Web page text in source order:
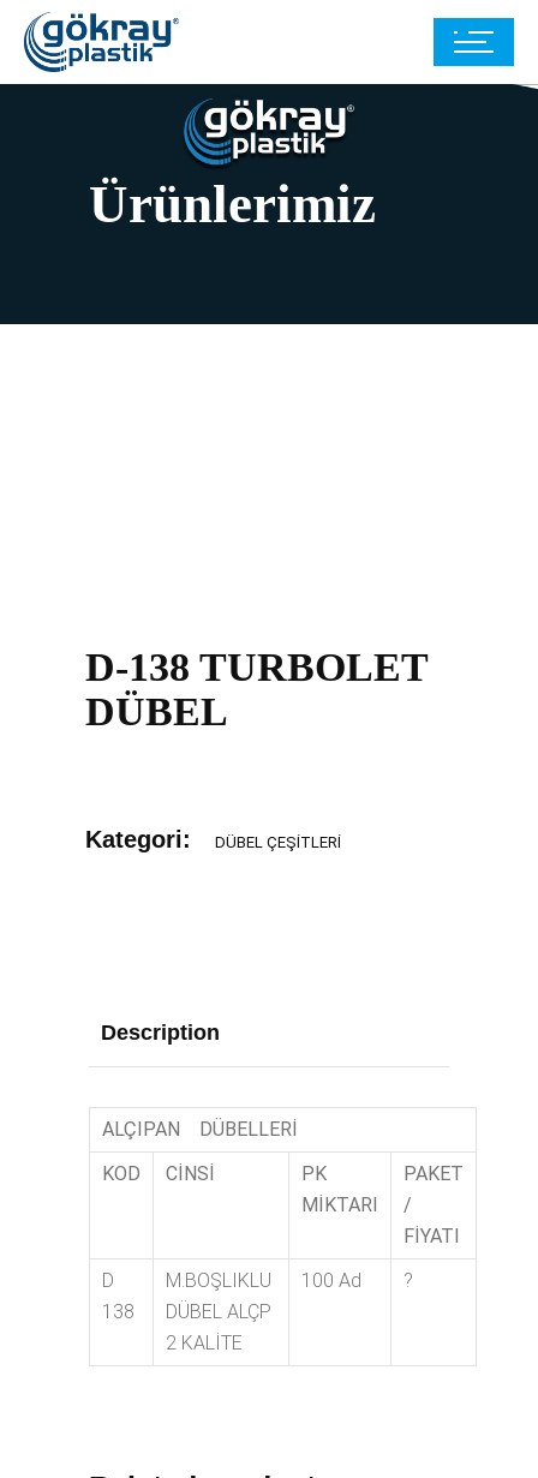
Ürünlerimiz
D-138 TURBOLET
DÜBEL
Kategori: DÜBEL ÇEŞITLERI
Description
ALÇIPAN DÜBELLERİ
KOD
CİNSİ
PK
MİKTARI
PAKET
/
FİYATI
D
138
M.BOŞLIKLU
DÜBEL ALÇP
2 KALİTE
100 Ad ?